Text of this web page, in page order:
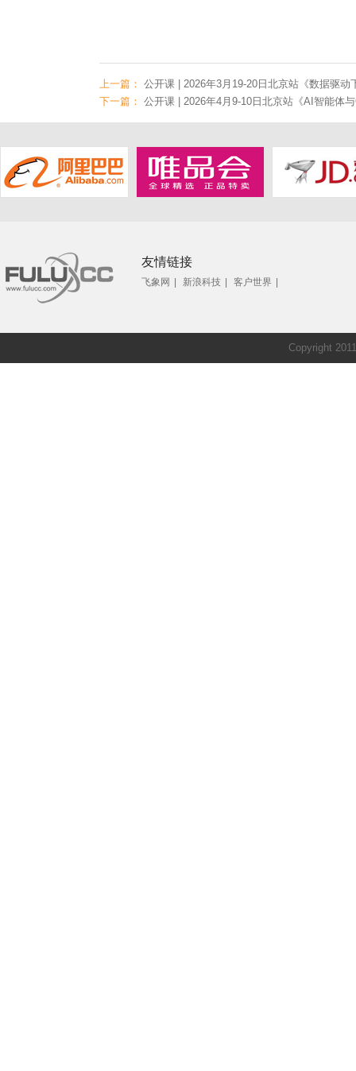
上一篇： 公开课 | 2026年3月19-20日北京站《数据驱
下一篇： 公开课 | 2026年4月9-10日北京站《AI智能体
友情链接
飞象网 新浪科技 客户世界
Copyright